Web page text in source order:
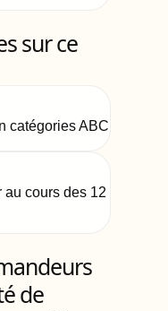
sur ce
catégories ABC
au cours des 12
de